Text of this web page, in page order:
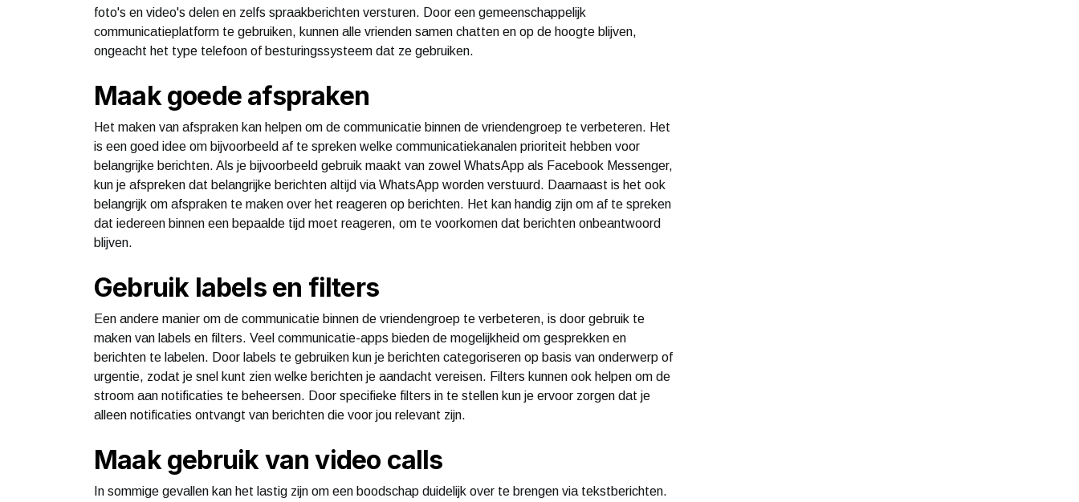
foto's en video's delen en zelfs spraakberichten versturen. Door een gemeenschappelijk
communicatieplatform te gebruiken, kunnen alle vrienden samen chatten en op de hoogte blijven,
ongeacht het type telefoon of besturingssysteem dat ze gebruiken.
Maak goede afspraken
Het maken van afspraken kan helpen om de communicatie binnen de vriendengroep te verbeteren. Het
is een goed idee om bijvoorbeeld af te spreken welke communicatiekanalen prioriteit hebben voor
belangrijke berichten. Als je bijvoorbeeld gebruik maakt van zowel WhatsApp als Facebook Messenger,
kun je afspreken dat belangrijke berichten altijd via WhatsApp worden verstuurd. Daarnaast is het ook
belangrijk om afspraken te maken over het reageren op berichten. Het kan handig zijn om af te spreken
dat iedereen binnen een bepaalde tijd moet reageren, om te voorkomen dat berichten onbeantwoord
blijven.
Gebruik labels en filters
Een andere manier om de communicatie binnen de vriendengroep te verbeteren, is door gebruik te
maken van labels en filters. Veel communicatie-apps bieden de mogelijkheid om gesprekken en
berichten te labelen. Door labels te gebruiken kun je berichten categoriseren op basis van onderwerp of
urgentie, zodat je snel kunt zien welke berichten je aandacht vereisen. Filters kunnen ook helpen om de
stroom aan notificaties te beheersen. Door specifieke filters in te stellen kun je ervoor zorgen dat je
alleen notificaties ontvangt van berichten die voor jou relevant zijn.
Maak gebruik van video calls
In sommige gevallen kan het lastig zijn om een boodschap duidelijk over te brengen via tekstberichten.